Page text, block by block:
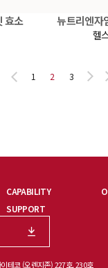
효소 뉴트리엔자
헬
1 2 3
CAPABILITY
SUPPORT
테코 (오렌지존) 227호, 230호